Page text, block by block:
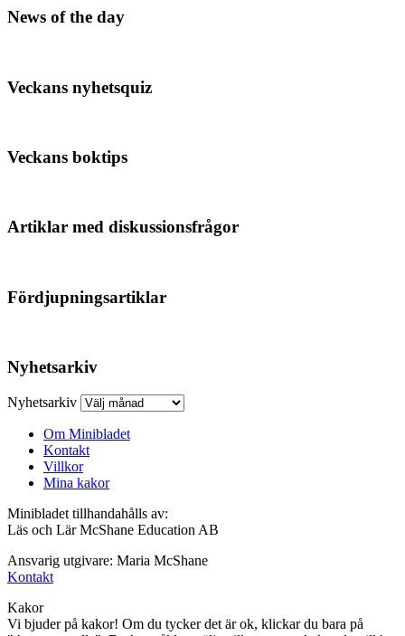
News of the day
Veckans nyhetsquiz
Veckans boktips
Artiklar med diskussionsfrågor
Fördjupningsartiklar
Nyhetsarkiv
Nyhetsarkiv
Om Minibladet
Kontakt
Villkor
Mina kakor
Minibladet tillhandahålls av:
Läs och Lär McShane Education AB
Ansvarig utgivare: Maria McShane
Kontakt
Kakor
Vi bjuder på kakor! Om du tycker det är ok, klickar du bara på